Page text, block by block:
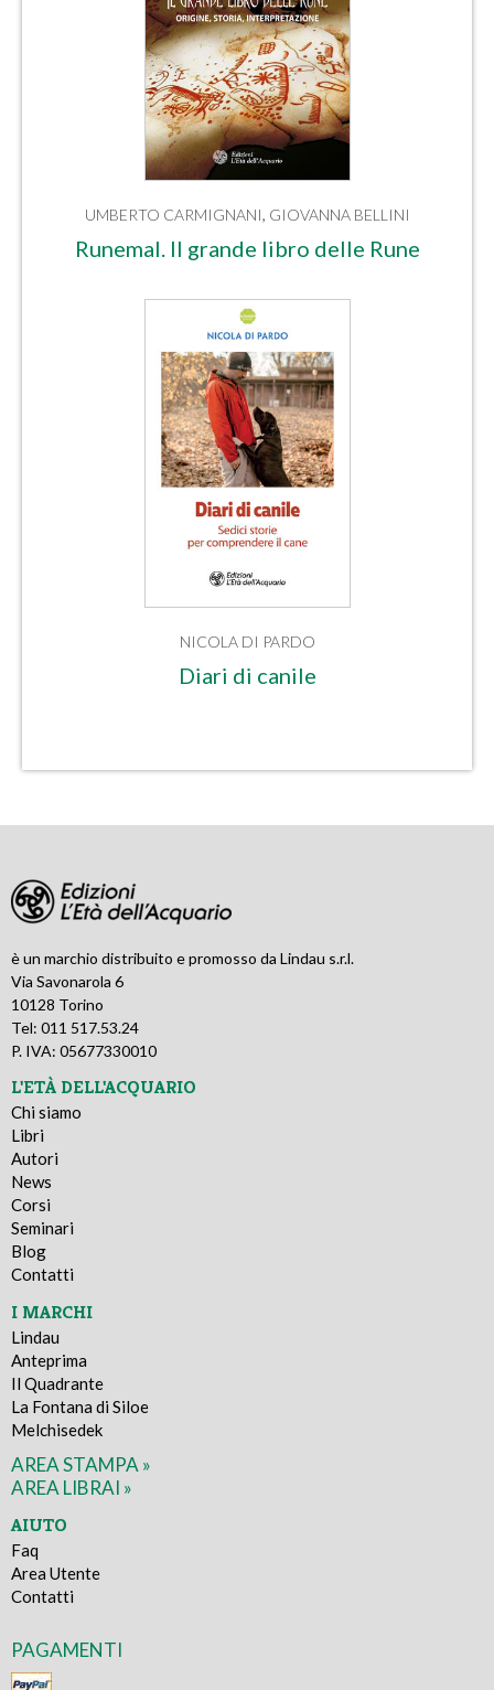
UMBERTO CARMIGNANI, GIOVANNA BELLINI
Runemal. Il grande libro delle Rune
NICOLA DI PARDO
Diari di canile
è un marchio distribuito e promosso da Lindau s.r.l.
Via Savonarola 6
10128 Torino
Tel: 011 517.53.24
P. IVA: 05677330010
L'ETÀ DELL'ACQUARIO
Chi siamo
Libri
Autori
News
Corsi
Seminari
Blog
Contatti
I MARCHI
Lindau
Anteprima
Il Quadrante
La Fontana di Siloe
Melchisedek
AREA STAMPA »
AREA LIBRAI »
AIUTO
Faq
Area Utente
Contatti
PAGAMENTI